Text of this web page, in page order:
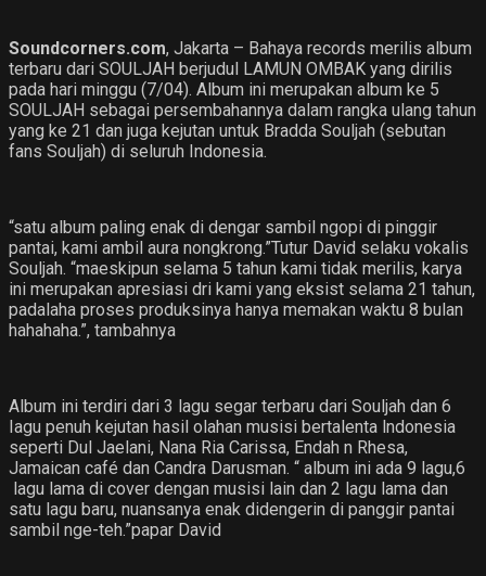
Soundcorners.com, Jakarta – Bahaya records merilis album
terbaru dari SOULJAH berjudul LAMUN OMBAK yang dirilis
pada hari minggu (7/04). Album ini merupakan album ke 5
SOULJAH sebagai persembahannya dalam rangka ulang tahun
yang ke 21 dan juga kejutan untuk Bradda Souljah (sebutan
fans Souljah) di seluruh Indonesia.
“satu album paling enak di dengar sambil ngopi di pinggir
pantai, kami ambil aura nongkrong.”Tutur David selaku vokalis
Souljah. “maeskipun selama 5 tahun kami tidak merilis, karya
ini merupakan apresiasi dri kami yang eksist selama 21 tahun,
padalaha proses produksinya hanya memakan waktu 8 bulan
hahahaha.”, tambahnya
Album ini terdiri dari 3 lagu segar terbaru dari Souljah dan 6
Iagu penuh kejutan hasil olahan musisi bertalenta lndonesia
seperti Dul Jaelani, Nana Ria Carissa, Endah n Rhesa,
Jamaican café dan Candra Darusman. “ album ini ada 9 lagu,6
lagu lama di cover dengan musisi lain dan 2 lagu lama dan
satu lagu baru, nuansanya enak didengerin di panggir pantai
sambil nge-teh.”papar David